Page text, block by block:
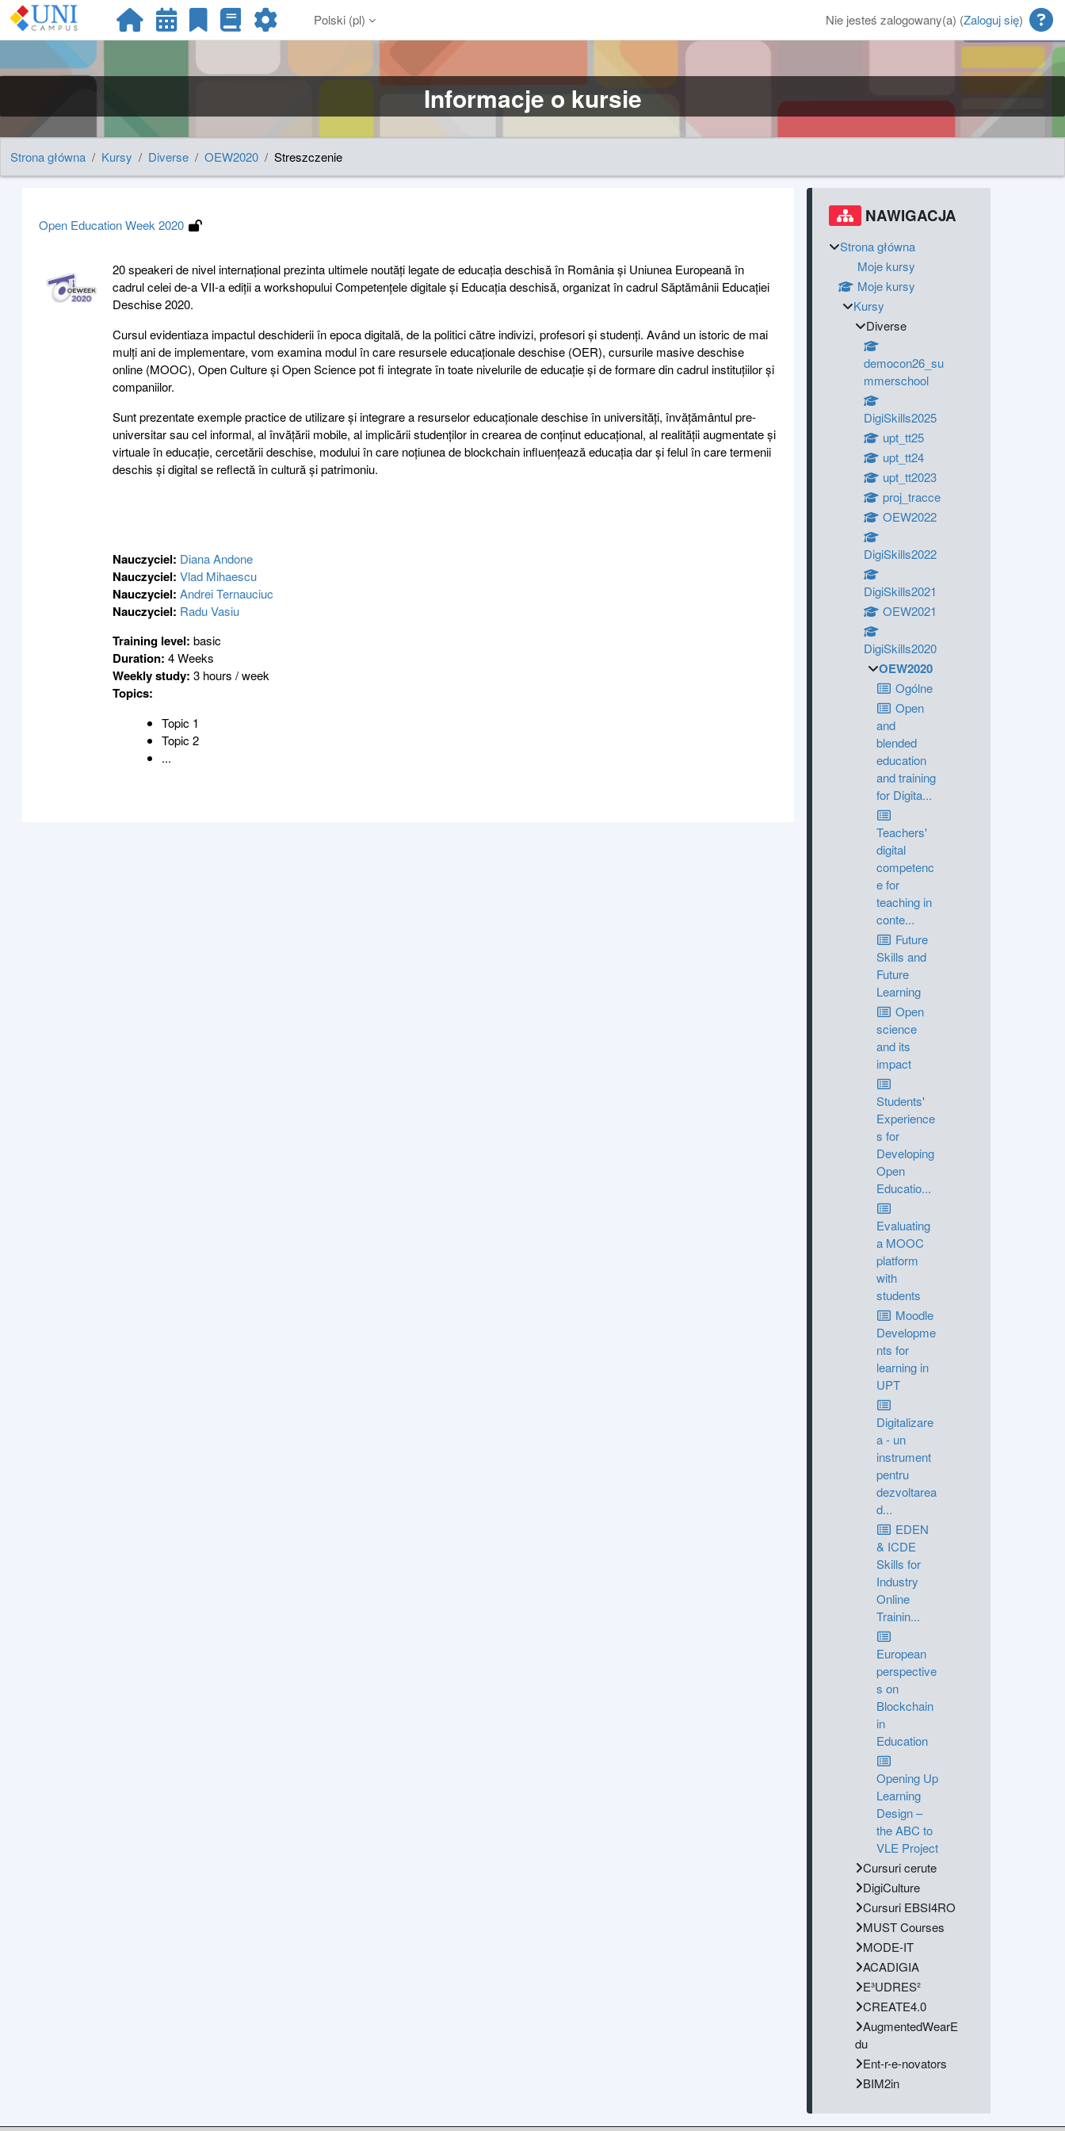
Przejdź do głównej zawartości
Polski ‎(pl)‎ Nie jesteś zalogowany(a) (Zaloguj się)
Informacje o kursie
Strona główna Kursy Diverse OEW2020 Streszczenie
Open Education Week 2020
20 speakeri de nivel internațional prezinta ultimele noutăți legate de educația deschisă în România și Uniunea Europeană în
cadrul celei de-a VII-a ediții a workshopului Competențele digitale și Educația deschisă, organizat în cadrul Săptămânii Educației
Deschise 2020.
Cursul evidentiaza impactul deschiderii în epoca digitală, de la politici către indivizi, profesori și studenți. Având un istoric de mai
mulți ani de implementare, vom examina modul în care resursele educaționale deschise (OER), cursurile masive deschise
online (MOOC), Open Culture și Open Science pot fi integrate în toate nivelurile de educație și de formare din cadrul instituțiilor și
companiilor.
Sunt prezentate exemple practice de utilizare și integrare a resurselor educaționale deschise în universități, învățământul pre-
universitar sau cel informal, al învățării mobile, al implicării studenților in crearea de conținut educațional, al realității augmentate și
virtuale în educație, cercetării deschise, modului în care noțiunea de blockchain influențează educația dar și felul în care termenii
deschis și digital se reflectă în cultură și patrimoniu.
Nauczyciel: Diana Andone
Nauczyciel:Vlad Mihaescu
Nauczyciel:Andrei Ternauciuc
Nauczyciel: Radu Vasiu
Training level:basic
Duration:4 Weeks
Weekly study:3 hours / week
Topics:
Topic 1
Topic 2
...
Bloki
Bloki uzupełniające
Pomiń Nawigacja
NAWIGACJA
Strona główna
Moje kursy
Moje kursy
Kursy
Diverse
democon26_su
mmerschool
DigiSkills2025
upt_tt25
upt_tt24
upt_tt2023
proj_tracce
OEW2022
DigiSkills2022
DigiSkills2021
OEW2021
DigiSkills2020
OEW2020
Ogólne
Open
and
blended
education
and training
for Digita...
Teachers'
digital
competenc
e for
teaching in
conte...
Future
Skills and
Future
Learning
Open
science
and its
impact
Students'
Experience
s for
Developing
Open
Educatio...
Evaluating
a MOOC
platform
with
students
Moodle
Developme
nts for
learning in
UPT
Digitalizare
a - un
instrument
pentru
dezvoltarea
d...
EDEN
& ICDE
Skills for
Industry
Online
Trainin...
European
perspective
s on
Blockchain
in
Education
Opening Up
Learning
Design –
the ABC to
VLE Project
Cursuri cerute
DigiCulture
Cursuri EBSI4RO
MUST Courses
MODE-IT
ACADIGIA
E³UDRES²
CREATE4.0
AugmentedWearE
du
Ent-r-e-novators
BIM2in